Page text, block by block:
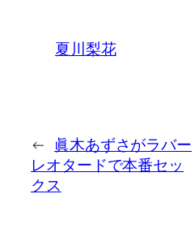
夏川梨花
← 眞木あずさがラバー
レオタードで本番セッ
クス